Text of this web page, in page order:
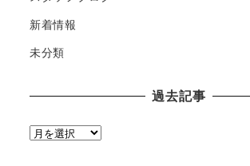
新着情報
未分類
過去記事
過